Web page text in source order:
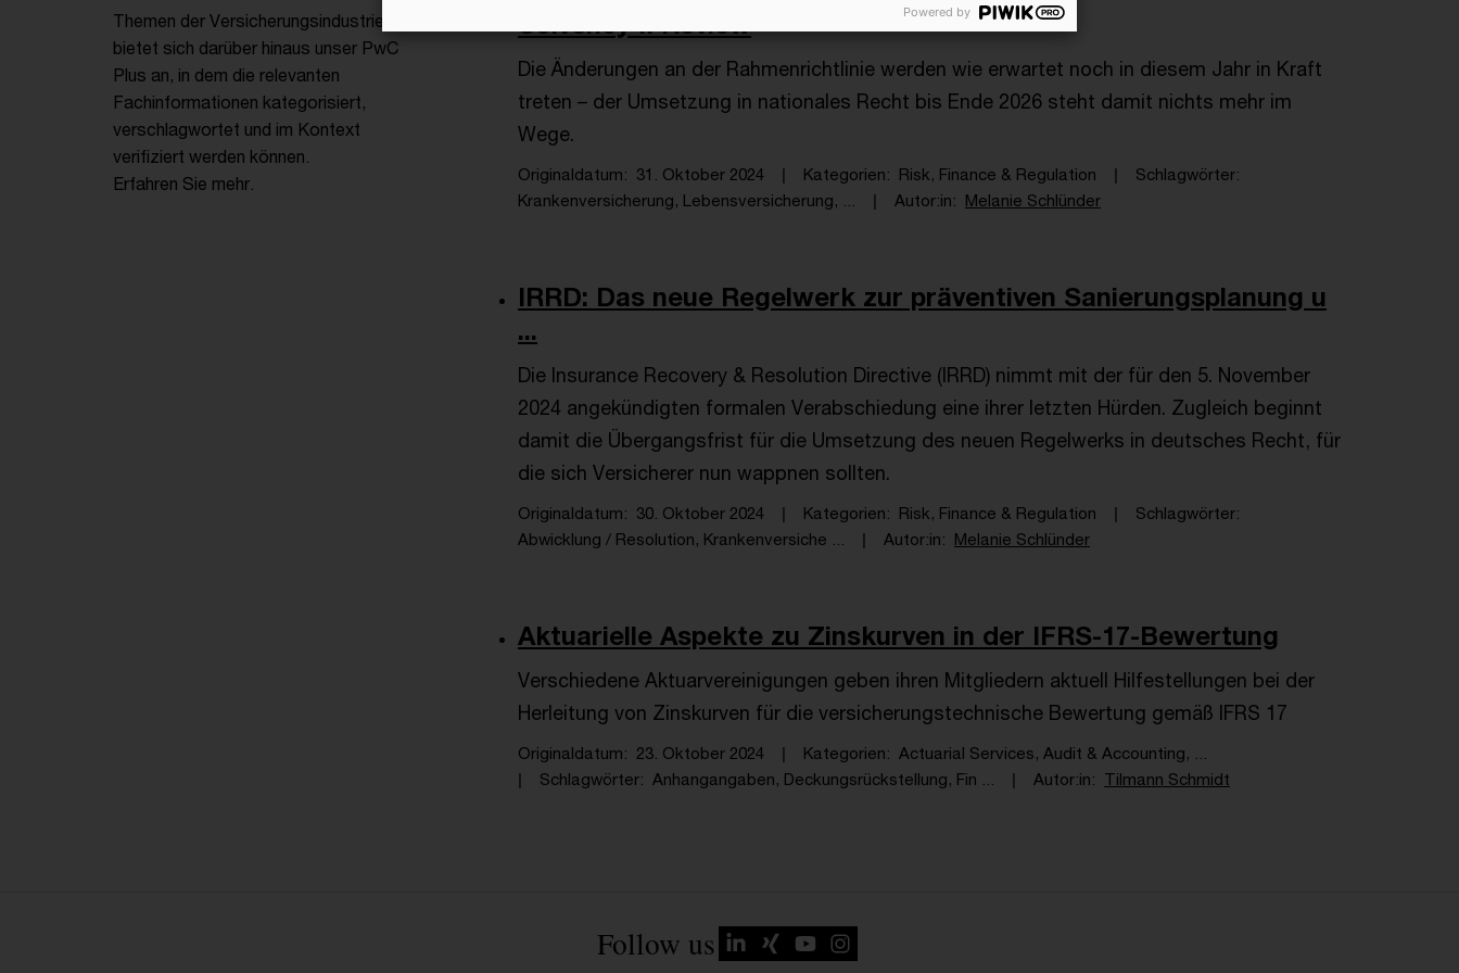
Solvency II Review
Die Änderungen an der Rahmenrichtlinie werden wie erwartet noch in diesem Jahr in Kraft
treten – der Umsetzung in nationales Recht bis Ende 2026 steht damit nichts mehr im
Wege.
Originaldatum 31. Oktober 2024 Kategorien Risk, Finance & Regulation
Schlagwörter
Krankenversicherung, Lebensversicherung, ...
Autor:in Melanie Schlünder
IRRD: Das neue Regelwerk zur präventiven Sanierungsplanung u
...
Die Insurance Recovery & Resolution Directive (IRRD) nimmt mit der für den 5. November
2024 angekündigten formalen Verabschiedung eine ihrer letzten Hürden. Zugleich beginnt
damit die Übergangsfrist für die Umsetzung des neuen Regelwerks in deutsches Recht, für
die sich Versicherer nun wappnen sollten.
Originaldatum 30. Oktober 2024 Kategorien Risk, Finance & Regulation
Schlagwörter
Abwicklung / Resolution, Krankenversiche ...
Autor:in Melanie Schlünder
Aktuarielle Aspekte zu Zinskurven in der IFRS-17-Bewertung
Verschiedene Aktuarvereinigungen geben ihren Mitgliedern aktuell Hilfestellungen bei der
Herleitung von Zinskurven für die versicherungstechnische Bewertung gemäß IFRS 17
Originaldatum 23. Oktober 2024 Kategorien
Actuarial Services, Audit & Accounting, ...
Schlagwörter
Anhangangaben, Deckungsrückstellung, Fin ... Autor:in Tilmann Schmidt
Themen der Versicherungsindustrie
bietet sich darüber hinaus unser PwC
Plus an, in dem die relevanten
Fachinformationen kategorisiert,
verschlagwortet und im Kontext
verifiziert werden können.
Erfahren Sie mehr.
Follow us
Powered by